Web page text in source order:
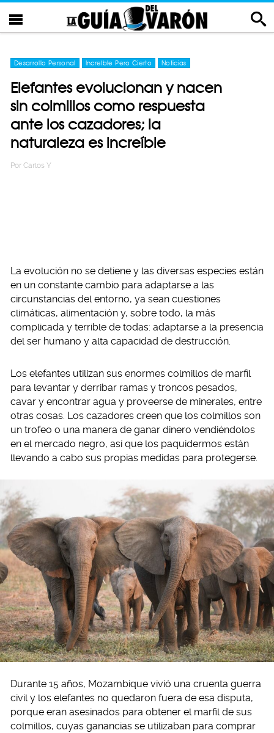
Desarrollo Personal Increíble Pero Cierto Noticias
Elefantes evolucionan y nacen
sin colmillos como respuesta
ante los cazadores; la
naturaleza es increíble
Por Carlos Y
La evolución no se detiene y las diversas especies están
en un constante cambio para adaptarse a las
circunstancias del entorno, ya sean cuestiones
climáticas, alimentación y, sobre todo, la más
complicada y terrible de todas: adaptarse a la presencia
del ser humano y alta capacidad de destrucción.
Los elefantes utilizan sus enormes colmillos de marfil
para levantar y derribar ramas y troncos pesados,
cavar y encontrar agua y proveerse de minerales, entre
otras cosas. Los cazadores creen que los colmillos son
un trofeo o una manera de ganar dinero vendiéndolos
en el mercado negro, así que los paquidermos están
llevando a cabo sus propias medidas para protegerse.
Durante 15 años, Mozambique vivió una cruenta guerra
civil y los elefantes no quedaron fuera de esa disputa,
porque eran asesinados para obtener el marfil de sus
colmillos, cuyas ganancias se utilizaban para comprar